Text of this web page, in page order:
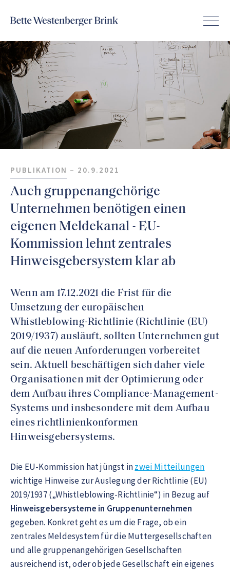
PUBLIKATION – 20.9.2021
Auch gruppenangehörige
Unternehmen benötigen einen
eigenen Meldekanal - EU-
Kommission lehnt zentrales
Hinweisgebersystem klar ab
Wenn am 17.12.2021 die Frist für die
Umsetzung der europäischen
Whistleblowing-Richtlinie (Richtlinie (EU)
2019/1937) ausläuft, sollten Unternehmen gut
auf die neuen Anforderungen vorbereitet
sein. Aktuell beschäftigen sich daher viele
Organisationen mit der Optimierung oder
dem Aufbau ihres Compliance-Management-
Systems und insbesondere mit dem Aufbau
eines richtlinienkonformen
Hinweisgebersystems.
Die EU-Kommission hat jüngst inzwei Mitteilungen
wichtige Hinweise zur Auslegung der Richtlinie (EU)
2019/1937 („Whistleblowing-Richtlinie“) in Bezug auf
Hinweisgebersysteme in Gruppenunternehmen
gegeben. Konkret geht es um die Frage, ob ein
zentrales Meldesystem für die Muttergesellschaften
und alle gruppenangehörigen Gesellschaften
ausreichend ist, oder ob jede Gesellschaft ein eigenes